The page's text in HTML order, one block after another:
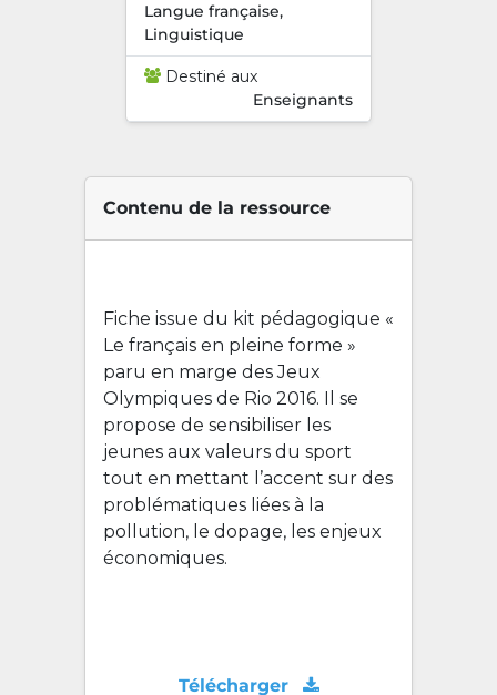
Langue française,
Linguistique
Destiné aux
Enseignants
Contenu de la ressource
Fiche issue du kit pédagogique «
Le français en pleine forme »
paru en marge des Jeux
Olympiques de Rio 2016. Il se
propose de sensibiliser les
jeunes aux valeurs du sport
tout en mettant l’accent sur des
problématiques liées à la
pollution, le dopage, les enjeux
économiques.
Télécharger